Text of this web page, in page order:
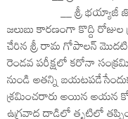
__ శ్రీ భయ్యాజీ
జలుబు కారణంగా కొద్ది
చేరిన శ్రీ రామ గోపాలన్ మొదటి
రెండవ పరీక్షలో కరోనా
నుండి అతన్ని
శ్రమించరారు అయిన అయన
ఉగ్రవాద దాడిలో తృటిలో